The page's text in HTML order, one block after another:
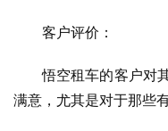
客户评价：
悟空租车的客户对其
满意，尤其是对于那些